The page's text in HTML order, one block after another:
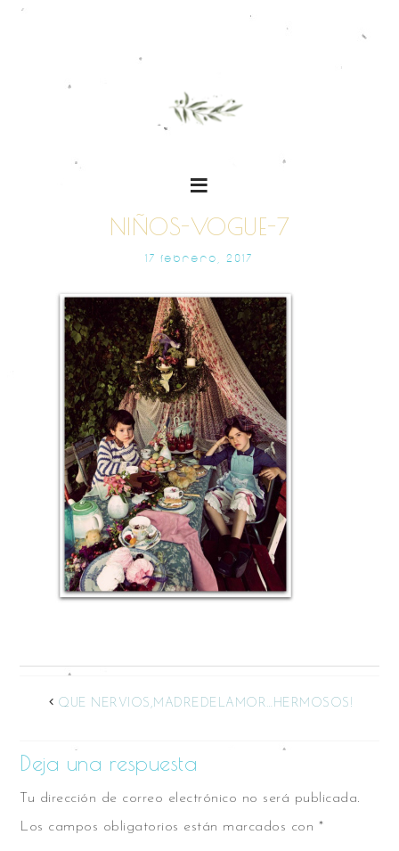
NIÑOS-VOGUE-7
17 FEBRERO, 2017
QUE NERVIOS,MADREDELAMOR…HERMOSOS!
Deja una respuesta
Tu dirección de correo electrónico no será publicada.
Los campos obligatorios están marcados con *